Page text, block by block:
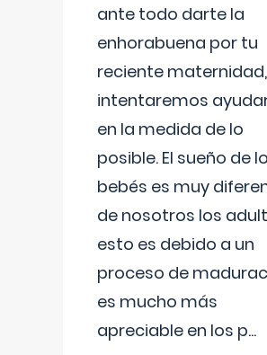
ante todo darte la
enhorabuena por tu
reciente maternidad,
intentaremos
en la medida de lo
posible. El sueño de
bebés es muy
de nosotros los
esto es debido a un
proceso de
es mucho más
apreciable en los p...